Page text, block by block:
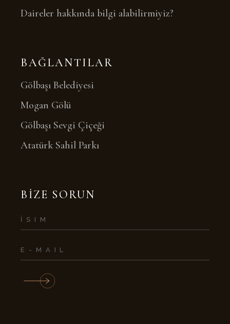
Daireler hakkında bilgi alabilirmiyiz?
BAĞLANTILAR
Gölbaşı Belediyesi
Mogan Gölü
Gölbaşı Sevgi Çiçeği
Atatürk Sahil Parkı
BIZE SORUN